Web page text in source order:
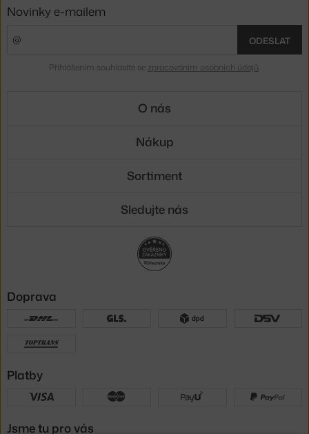
Novinky e-mailem
ODESLAT
Přihlášením souhlasíte se zpracováním osobních údajů
O nás
Nákup
Sortiment
Sledujte nás
Doprava
Platby
Jsme tu pro vás